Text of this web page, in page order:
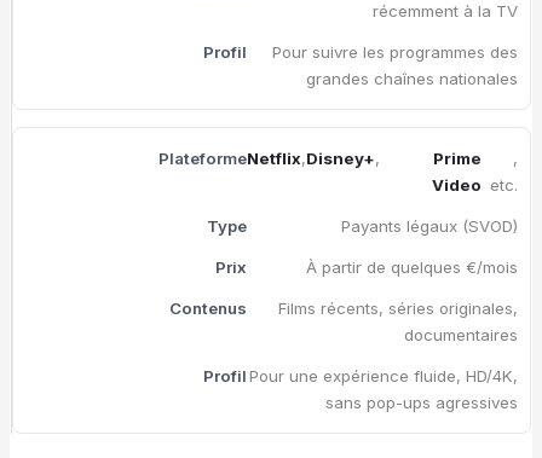
récemment à la TV
Pour suivre les programmes des
grandes chaînes nationales
Netflix,Disney+,
Prime
Video
,
etc.
Payants légaux (SVOD)
À partir de quelques €/mois
Films récents, séries originales,
documentaires
Pour une expérience fluide, HD/4K,
sans pop-ups agressives